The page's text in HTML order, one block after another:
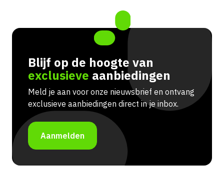
Blijf op de hoogte van
exclusieve aanbiedingen
Meld je aan voor onze nieuwsbrief en ontvang
exclusieve aanbiedingen direct in je inbox.
Aanmelden